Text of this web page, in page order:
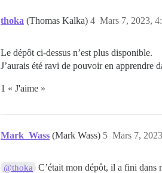
thoka (Thomas Kalka) Mars 7, 2023,
4
Le dépôt ci-dessus n’est plus disponible.
J’aurais été ravi de pouvoir en apprendre
1 « J'aime »
Mark_Wass (Mark Wass) Mars 7,
5
@thoka C’était mon dépôt, il a fini dans